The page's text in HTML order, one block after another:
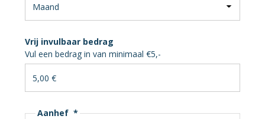
Vrij invulbaar bedrag
Vul een bedrag in van minimaal €5,-
Aanhef *